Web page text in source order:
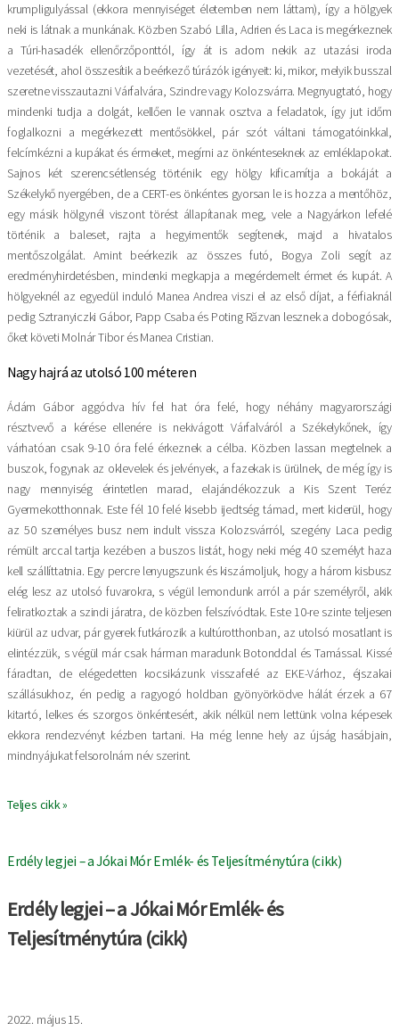
krumpligulyással (ekkora mennyiséget életemben nem láttam), így a hölgyek
neki is látnak a munkának. Közben Szabó Lilla, Adrien és Laca is megérkeznek
a Túri-hasadék ellenőrzőponttól, így át is adom nekik az utazási iroda
vezetését, ahol összesítik a beérkező túrázók igényeit: ki, mikor, melyik busszal
szeretne visszautazni Várfalvára, Szindre vagy Kolozsvárra. Megnyugtató, hogy
mindenki tudja a dolgát, kellően le vannak osztva a feladatok, így jut időm
foglalkozni a megérkezett mentősökkel, pár szót váltani támogatóinkkal,
felcímkézni a kupákat és érmeket, megírni az önkénteseknek az emléklapokat.
Sajnos két szerencsétlenség történik: egy hölgy kificamítja a bokáját a
Székelykő nyergében, de a CERT-es önkéntes gyorsan le is hozza a mentőhöz,
egy másik hölgynél viszont törést állapítanak meg, vele a Nagyárkon lefelé
történik a baleset, rajta a hegyimentők segítenek, majd a hivatalos
mentőszolgálat. Amint beérkezik az összes futó, Bogya Zoli segít az
eredményhirdetésben, mindenki megkapja a megérdemelt érmet és kupát. A
hölgyeknél az egyedül induló Manea Andrea viszi el az első díjat, a férfiaknál
pedig Sztranyiczki Gábor, Papp Csaba és Poting Răzvan lesznek a dobogósak,
őket követi Molnár Tibor és Manea Cristian.
Nagy hajrá az utolsó 100 méteren
Ádám Gábor aggódva hív fel hat óra felé, hogy néhány magyarországi
résztvevő a kérése ellenére is nekivágott Várfalváról a Székelykőnek, így
várhatóan csak 9-10 óra felé érkeznek a célba. Közben lassan megtelnek a
buszok, fogynak az oklevelek és jelvények, a fazekak is ürülnek, de még így is
nagy mennyiség érintetlen marad, elajándékozzuk a Kis Szent Teréz
Gyermekotthonnak. Este fél 10 felé kisebb ijedtség támad, mert kiderül, hogy
az 50 személyes busz nem indult vissza Kolozsvárról, szegény Laca pedig
rémült arccal tartja kezében a buszos listát, hogy neki még 40 személyt haza
kell szállíttatnia. Egy percre lenyugszunk és kiszámoljuk, hogy a három kisbusz
elég lesz az utolsó fuvarokra, s végül lemondunk arról a pár személyről, akik
feliratkoztak a szindi járatra, de közben felszívódtak. Este 10-re szinte teljesen
kiürül az udvar, pár gyerek futkározik a kultúrotthonban, az utolsó mosatlant is
elintézzük, s végül már csak hárman maradunk Botonddal és Tamással. Kissé
fáradtan, de elégedetten kocsikázunk visszafelé az EKE-Várhoz, éjszakai
szállásukhoz, én pedig a ragyogó holdban gyönyörködve hálát érzek a 67
kitartó, lelkes és szorgos önkéntesért, akik nélkül nem lettünk volna képesek
ekkora rendezvényt kézben tartani. Ha még lenne hely az újság hasábjain,
mindnyájukat felsorolnám név szerint.
Teljes cikk »
Erdély legjei – a Jókai Mór Emlék- és Teljesítménytúra (cikk)
Erdély legjei – a Jókai Mór Emlék- és
Teljesítménytúra (cikk)
2022. május 15.